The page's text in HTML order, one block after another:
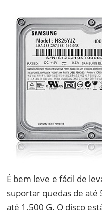
É bem leve e fácil de
suportar quedas de
até 1.500 G. O disco